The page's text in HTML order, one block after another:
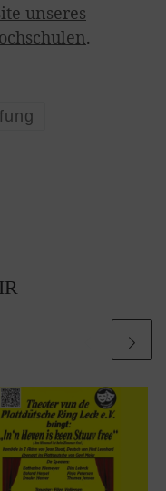
unseres
.